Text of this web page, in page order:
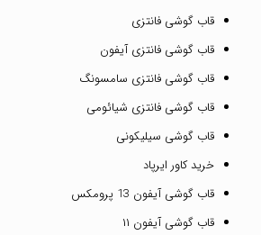
قاب گوشی فانتزی
قاب گوشی فانتزی آیفون
قاب گوشی فانتزی سامسونگ
قاب گوشی فانتزی شیائومی
قاب گوشی سیلیکونی
خرید کاور ایرپاد
قاب گوشی آیفون 13 پرومکس
قاب گوشی آیفون ۱۱